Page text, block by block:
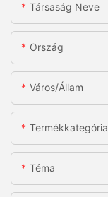
Társaság Neve
Ország
Város/állam
Termékkategória
Téma